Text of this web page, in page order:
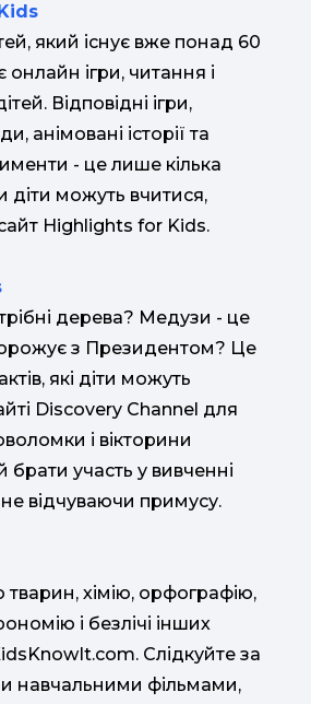
який існує вже понад 60
онлайн ігри, читання і
Відповідні ігри,
анімовані історії та
- це лише кілька
діти можуть вчитися,
Highlights for Kids.
дерева? Медузи - це
з Президентом? Це
які діти можуть
Discovery Channel для
і вікторини
брати участь у вивченні
відчуваючи примусу.
тварин, хімію, орфографію,
і безлічі інших
Слідкуйте за
навчальними фільмами,